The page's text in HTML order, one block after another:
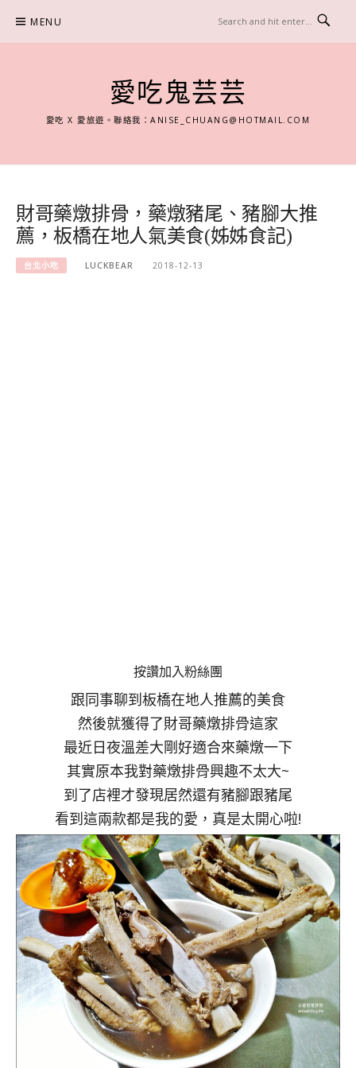
content
MENU
愛吃鬼芸芸
愛吃 X 愛旅遊。聯絡我：ANISE_CHUANG@HOTMAIL.COM
財哥藥燉排骨，藥燉豬尾、豬腳大推
薦，板橋在地人氣美食(姊姊食記)
台北小吃 LUCKBEAR 2018-12-13
按讚加入粉絲團
跟同事聊到板橋在地人推薦的美食
然後就獲得了財哥藥燉排骨這家
最近日夜溫差大剛好適合來藥燉一下
其實原本我對藥燉排骨興趣不太大~
到了店裡才發現居然還有豬腳跟豬尾
看到這兩款都是我的愛，真是太開心啦!